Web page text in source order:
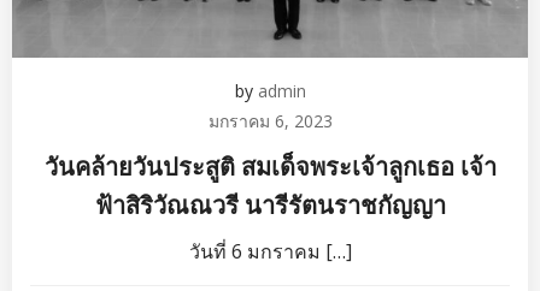
by admin
มกราคม 6, 2023
วันคล้ายวันประสูติ สมเด็จพระเจ้าลูกเธอ เจ้า
ฟ้าสิริวัณณวรี นารีรัตนราชกัญญา
วันที่ 6 มกราคม […]